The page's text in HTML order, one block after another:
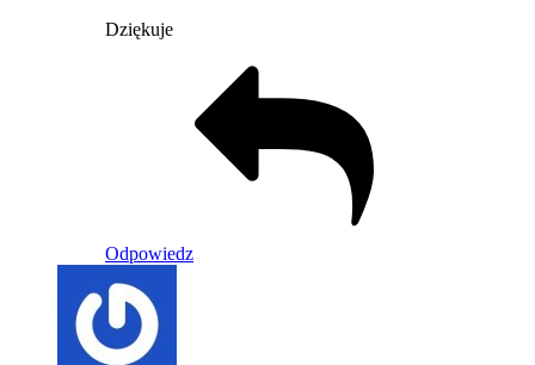
Dziękuje
Odpowiedz